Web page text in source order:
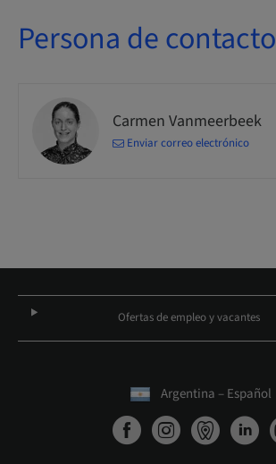
Persona de contacto
Carmen Vanmeerbeek
Enviar correo electrónico
Ofertas de empleo y vacantes
Argentina – Español